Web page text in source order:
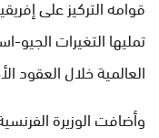
قوامه التركيز على
تمليها التغيرات
العالمية خلال العقود
وأضافت الوزيرة